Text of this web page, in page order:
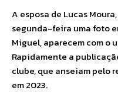
A esposa de Lucas
segunda-feira uma foto
Miguel, aparecem com o
Rapidamente a
clube, que anseiam pelo
em 2023.